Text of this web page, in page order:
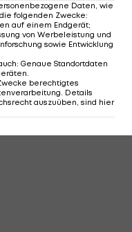
Daten, wie
folgenden Zwecke:
auf einem Endgerät;
von Werbeleistung und
sowie Entwicklung
: Genaue Standortdaten
.
berechtigtes
Details
auszuüben, sind hier